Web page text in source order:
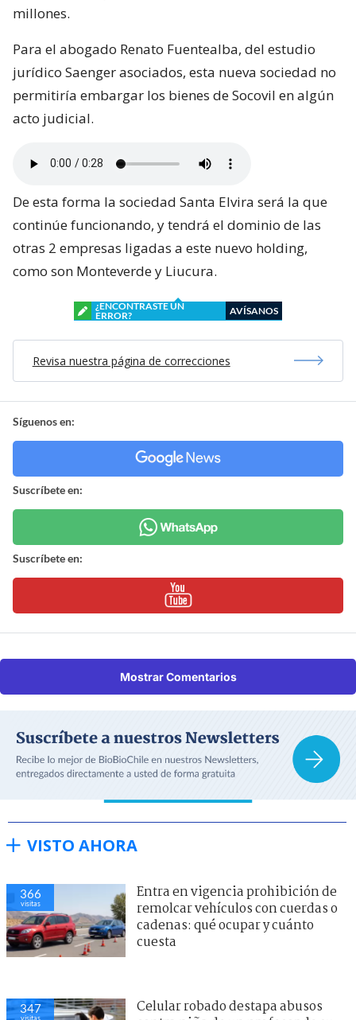
millones.
Para el abogado Renato Fuentealba, del estudio
jurídico Saenger asociados, esta nueva sociedad no
permitiría embargar los bienes de Socovil en algún
acto judicial.
De esta forma la sociedad Santa Elvira será la que
continúe funcionando, y tendrá el dominio de las
otras 2 empresas ligadas a este nuevo holding,
como son Monteverde y Liucura.
¿ENCONTRASTE UN
ERROR?
AVÍSANOS
Revisa nuestra página de correcciones
Síguenos en:
Suscríbete en:
Suscríbete en:
Mostrar Comentarios
VISTO AHORA
366
visitas
Entra en vigencia prohibición de
remolcar vehículos con cuerdas o
cadenas: qué ocupar y cuánto
cuesta
347
visitas
Celular robado destapa abusos